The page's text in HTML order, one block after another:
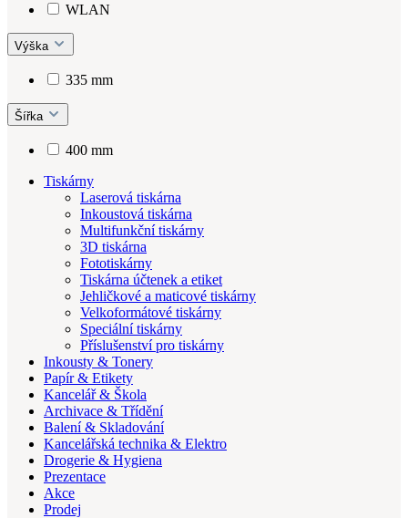
WLAN
Výška
335 mm
Šířka
400 mm
Tiskárny
Laserová tiskárna
Inkoustová tiskárna
Multifunkční tiskárny
3D tiskárna
Fototiskárny
Tiskárna účtenek a etiket
Jehličkové a maticové tiskárny
Velkoformátové tiskárny
Speciální tiskárny
Příslušenství pro tiskárny
Inkousty & Tonery
Papír & Etikety
Kancelář & Škola
Archivace & Třídění
Balení & Skladování
Kancelářská technika & Elektro
Drogerie & Hygiena
Prezentace
Akce
Prodej